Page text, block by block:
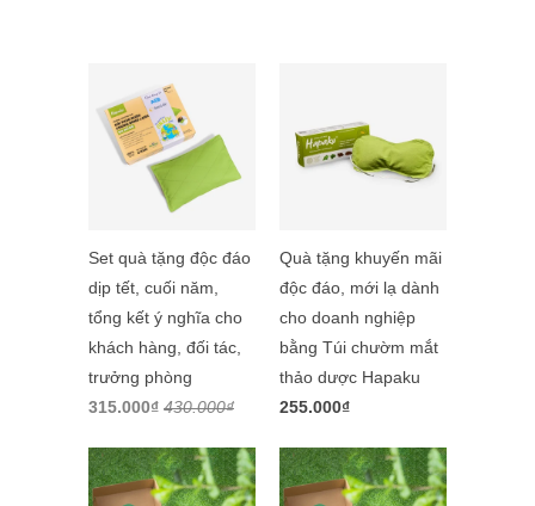
Set quà tặng độc đáo
dịp tết, cuối năm,
tổng kết ý nghĩa cho
khách hàng, đối tác,
trưởng phòng
315.000₫ 430.000₫
Quà tặng khuyến mãi
độc đáo, mới lạ dành
cho doanh nghiệp
bằng Túi chườm mắt
thảo dược Hapaku
255.000₫